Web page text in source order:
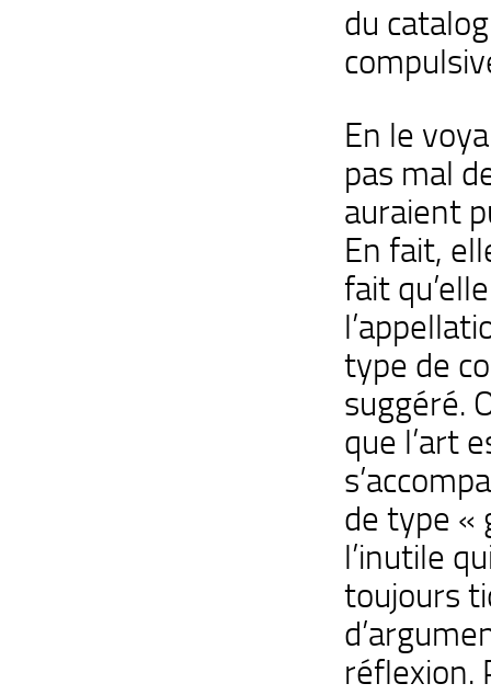
du
En le
pas mal
auraient
En fait,
fait
type de
suggéré.
que l’art
de type «
l’inutile
toujours
réflexion.